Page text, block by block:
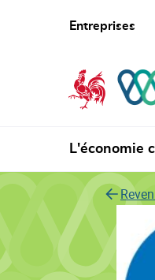
Entreprises
L'économie